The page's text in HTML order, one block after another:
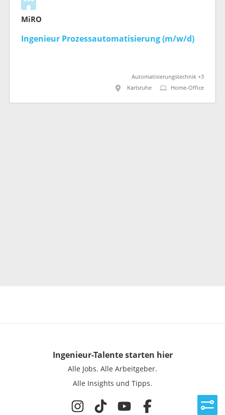
MiRO
Ingenieur Prozessautomatisierung (m/w/d)
Automatisierungstechnik +3
Karlsruhe
Home-Office
Ingenieur-Talentestarten hier
Alle Jobs. Alle Arbeitgeber.
Alle Insights und Tipps.